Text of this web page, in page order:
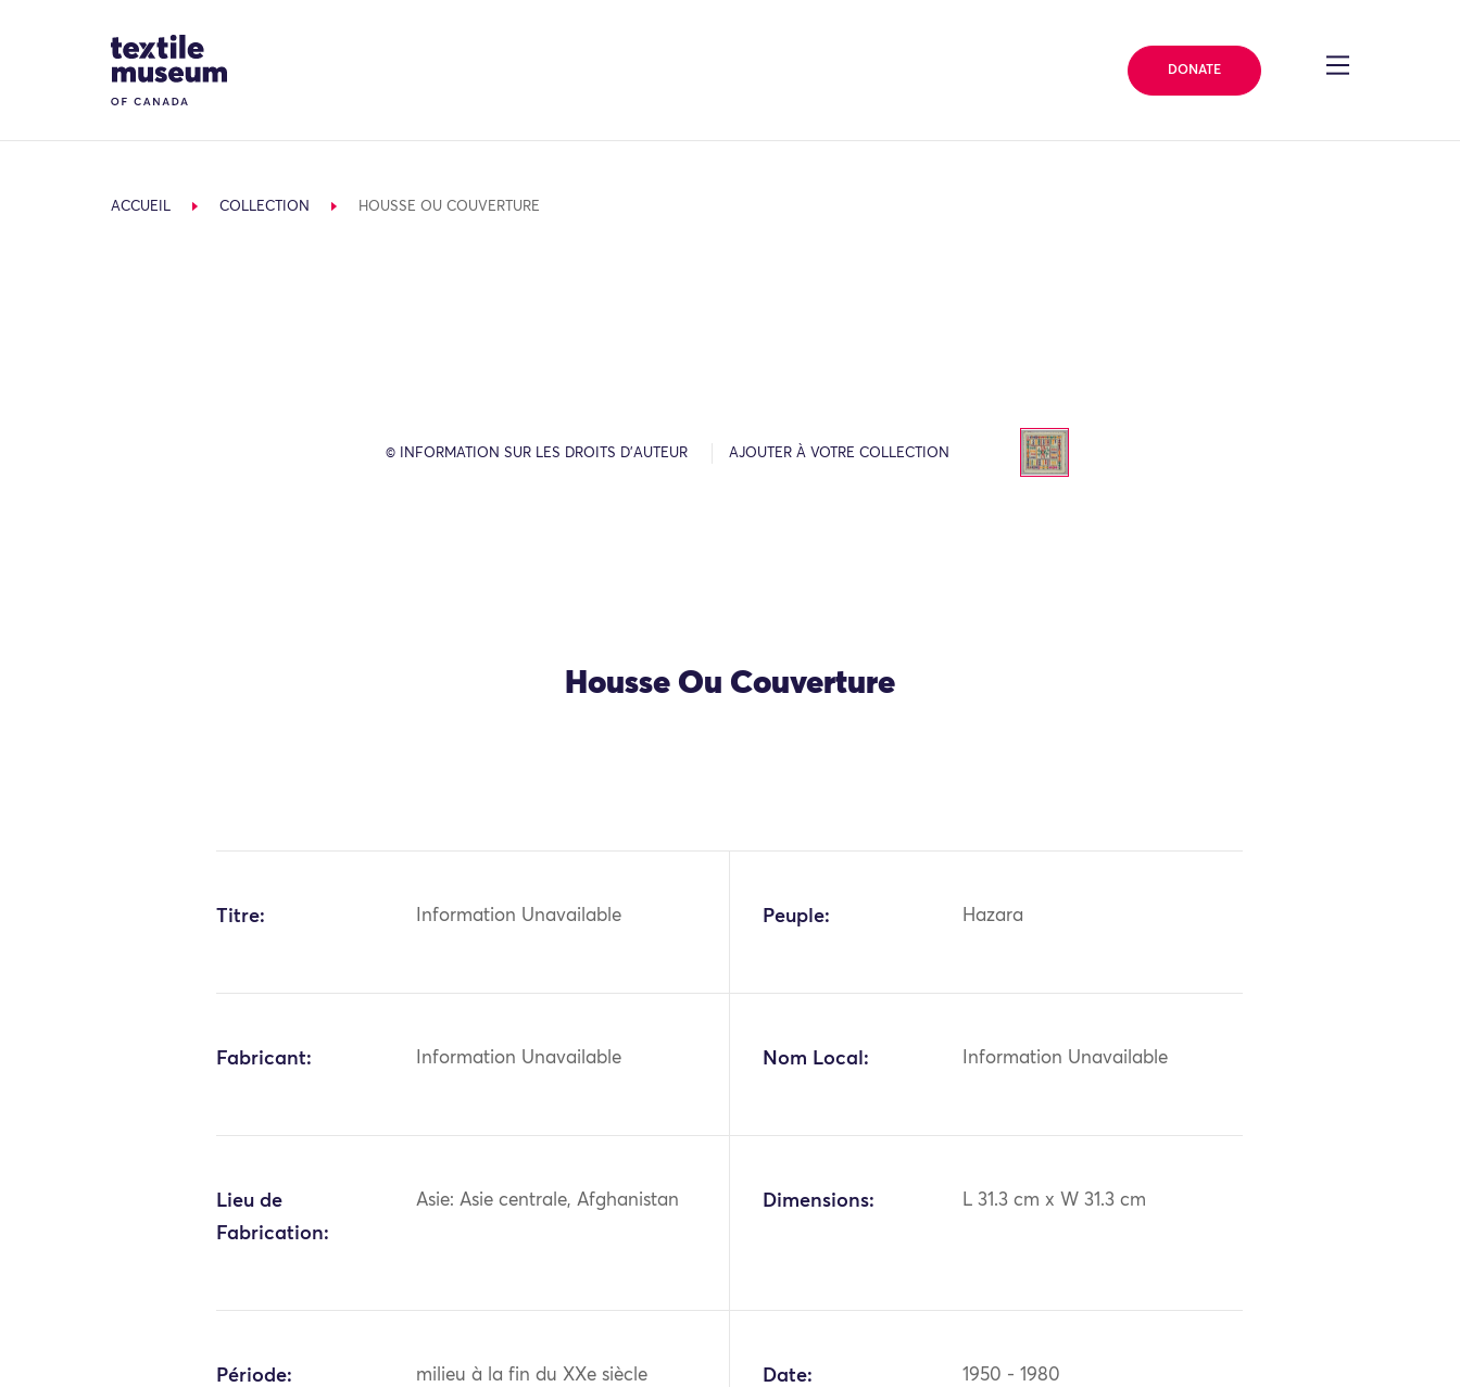
Site Logo
DONATE
ACCUEIL COLLECTION HOUSSE OU COUVERTURE
© INFORMATION SUR LES DROITS D’AUTEUR AJOUTER À VOTRE COLLECTION
Housse Ou Couverture
Titre: Information Unavailable Peuple: Hazara
Fabricant: Information Unavailable Nom Local: Information Unavailable
Lieu de
Fabrication:
Asie: Asie centrale, Afghanistan Dimensions: L 31.3 cm x W 31.3 cm
Période: milieu à la fin du XXe siècle Date: 1950 - 1980